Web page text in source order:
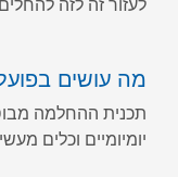
לעזור זה לזה
מה עושים בפועל
תכנית ההחלמה
יומיומיים וכלים